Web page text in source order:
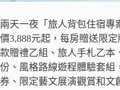
兩天一夜「旅人背包住宿專
價3,888元起，每房贈送限
款贈禮乙組、旅人手札乙本
份、風格路線遊程體驗套組
券、限定藝文展演觀賞和文